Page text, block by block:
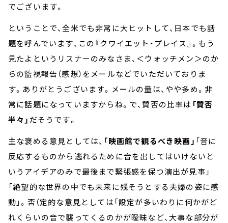
でございます。
ということで、全米でも非常に大ヒットして、日本でも話
題を呼んでいます、この『クワイエット・プレイス』。もう
見たよというリスナーのみなさま、＜ウォッチメン＞のか
らの監視報告（感想）をメールなどでいただいておりま
す。ありがとうございます。メールの量は、やや多め。非
常に話題になっていますからね。で、賛否の比率は 「賛否
半々」 だそうです。
主な褒める意見としては、 「映画館で観るべき映画」 「音に
反応するものから逃れるために音を出してはいけないと
いうアイデアのみで最後まで緊張感を保つ演出が見事」
「絶望的な世界の中でも未来に残そうとする夫婦の姿に感
動」。否（定的な意見としては「設定が多いわりに何かがど
れくらいの音で襲ってくるのかが曖昧など、大事な部分が